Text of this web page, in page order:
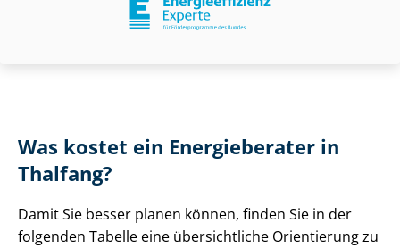
Was kostet ein Energieberater in
Thalfang?
Damit Sie besser planen können, finden Sie in der
folgenden Tabelle eine übersichtliche Orientierung zu